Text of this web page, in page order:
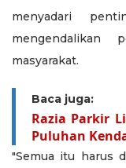
menyadari
mengendalikan
masyarakat.
Baca juga:
Razia Parkir
Puluhan
"Semua itu harus